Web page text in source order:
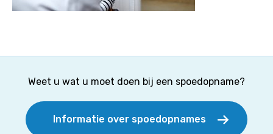
Weet u wat u moet doen bij een spoedopname?
Informatie over spoedopnames